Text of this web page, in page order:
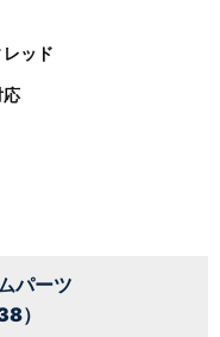
ッド
応
パーツ
）